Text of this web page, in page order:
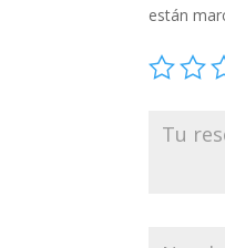
están